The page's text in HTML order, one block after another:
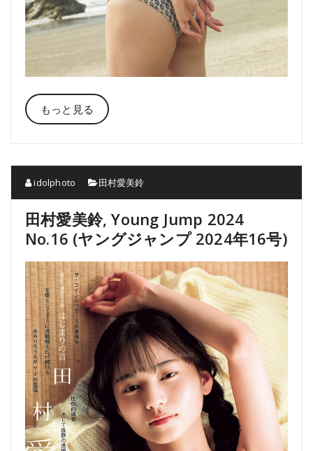
もっと見る
idolphoto 田村愛美鈴
田村愛美鈴, Young Jump 2024
No.16 (ヤングジャンプ 2024年16号)